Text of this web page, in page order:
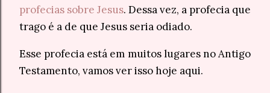
profecias sobre Jesus. Dessa vez, a profecia que
trago é a de que Jesus seria odiado.
Esse profecia está em muitos lugares no Antigo
Testamento, vamos ver isso hoje aqui.